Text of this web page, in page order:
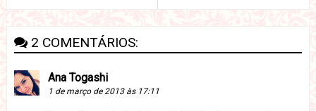
2 COMENTÁRIOS:
Ana Togashi
1 de março de 2013 às 17:11